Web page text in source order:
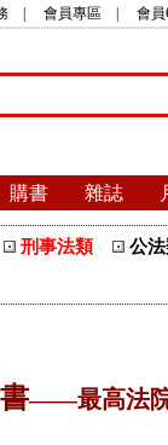
會員專區 會
購書 雜誌
刑事法類 公
——最高法院